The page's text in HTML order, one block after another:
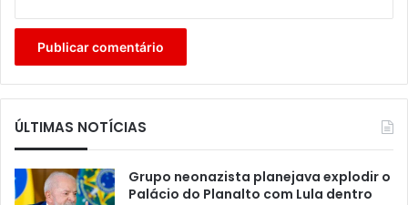
ÚLTIMAS NOTÍCIAS
Grupo neonazista planejava explodir o
Palácio do Planalto com Lula dentro